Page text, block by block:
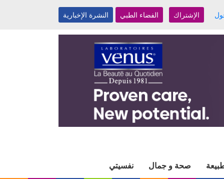
الإشتراك الفضاء الطبي النشرة الإخبارية
صحة و جمال نفسيتي